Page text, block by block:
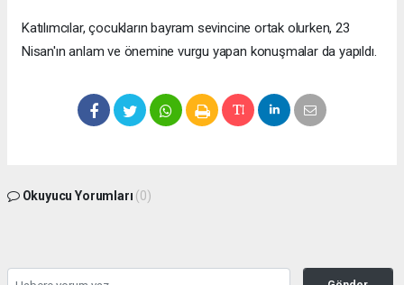
Katılımcılar, çocukların bayram sevincine ortak olurken, 23
Nisan'ın anlam ve önemine vurgu yapan konuşmalar da yapıldı.
Okuyucu Yorumları (0)